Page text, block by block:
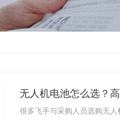
很多飞手与采购人员选购无